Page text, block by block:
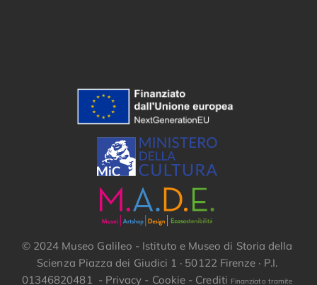
© 2024 Museo Galileo - Istituto e Museo di Storia della
Scienza Piazza dei Giudici 1 · 50122 Firenze · P.I.
01346820481 - Privacy - Cookie - Crediti Finanziato tramite